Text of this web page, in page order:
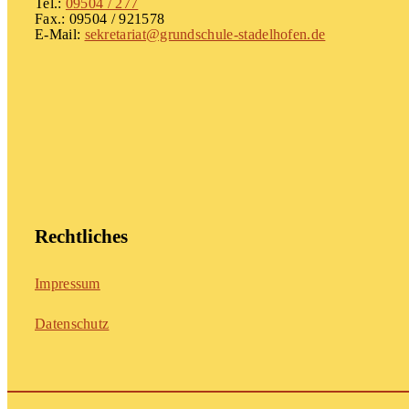
Tel.: 09504 / 277
Fax.: 09504 / 921578
E-Mail: sekretariat@grundschule-stadelhofen.de
Rechtliches
Impressum
Datenschutz